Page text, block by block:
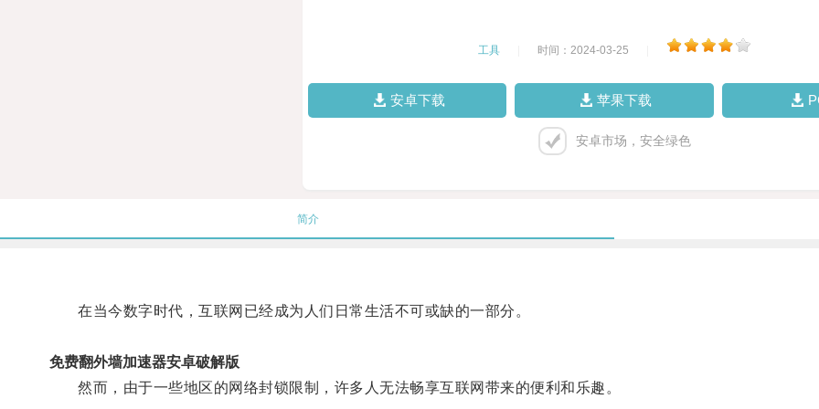
工具 时间：2024-03-25
安卓下载 苹果下载
安卓市场，安全绿色
简介
在当今数字时代，互联网已经成为人们日常生活不可或缺的一部分。
免费翻外墙加速器安卓破解版
然而，由于一些地区的网络封锁限制，许多人无法畅享互联网带来的便利和乐趣。